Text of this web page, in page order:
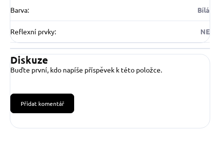
Barva: Bílá
Reflexní prvky: NE
Diskuze
Buďte první, kdo napíše příspěvek k této položce.
Přidat komentář